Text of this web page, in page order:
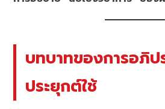
บทบาทของการอภิป
ประยุกต์ใช้